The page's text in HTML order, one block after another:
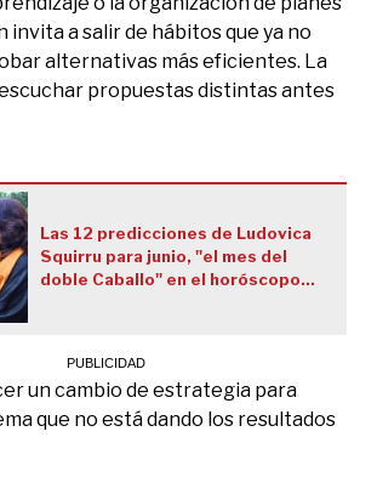
invita a salir de hábitos que ya no
alternativas más eficientes. La
propuestas distintas antes
Las 12 predicciones de Ludovica
Squirru para junio, "el mes del
doble Caballo" en el horóscopo
un cambio de estrategia para
que no está dando los resultados